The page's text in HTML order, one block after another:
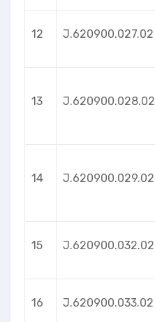
12 J.620900.027.02
13 J.620900.028.02
14 J.620900.029.02
15 J.620900.032.02
16 J.620900.033.02